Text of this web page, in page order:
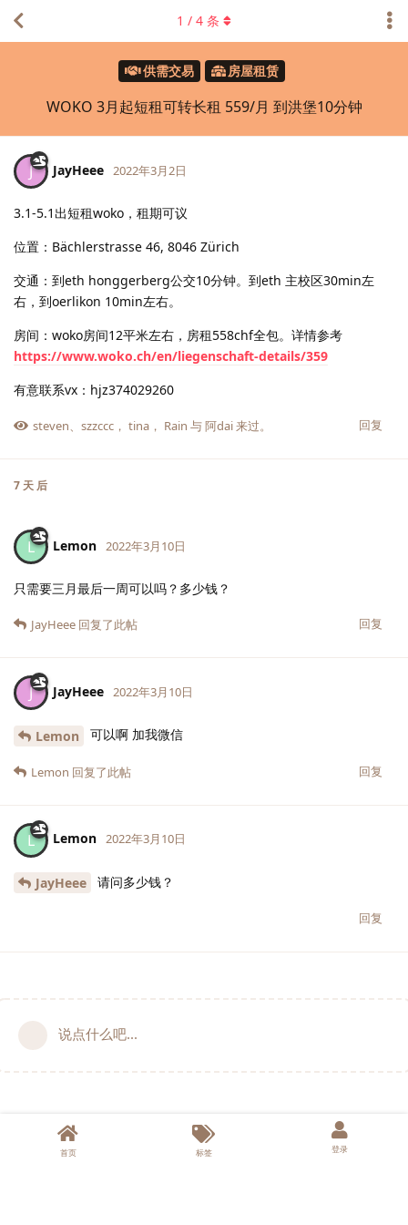
供需交易 房屋租赁
WOKO 3月起短租可转长租 559/月 到洪堡10分钟
1 / 4 条
J JayHeee 2022年3月2日
3.1-5.1出短租woko，租期可议
位置：Bächlerstrasse 46, 8046 Zürich
交通：到eth honggerberg公交10分钟。到eth 主校区30min左
右，到oerlikon 10min左右。
房间：woko房间12平米左右，房租558chf全包。详情参考
https://www.woko.ch/en/liegenschaft-details/359
有意联系vx：hjz374029260
回复
steven、 szzccc ， tina ， Rain 与阿dai来过。
7 天 后
L Lemon 2022年3月10日
只需要三月最后一周可以吗？多少钱？
回复
JayHeee 回复了此帖
J JayHeee 2022年3月10日
Lemon 可以啊 加我微信
回复
Lemon 回复了此帖
L Lemon 2022年3月10日
JayHeee 请问多少钱？
回复
说点什么吧...
首页 标签 登录